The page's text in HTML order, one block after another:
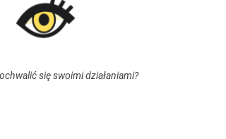
się swoimi działaniami?